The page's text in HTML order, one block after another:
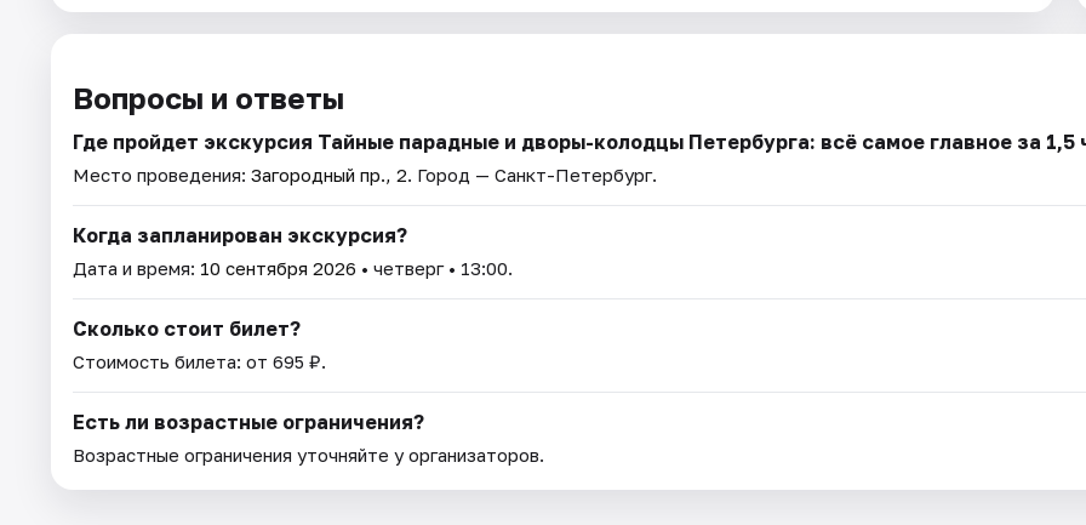
Вопросы и ответы
Где пройдет экскурсия Тайные парадные и дворы-колодцы Петербурга: всё самое главное за 1,5
Место проведения: Загородный пр., 2. Город — Санкт-Петербург.
Когда запланирован экскурсия?
Дата и время: 10 сентября 2026 • четверг • 13:00.
Сколько стоит билет?
Стоимость билета: от 695 ₽.
Есть ли возрастные ограничения?
Возрастные ограничения уточняйте у организаторов.